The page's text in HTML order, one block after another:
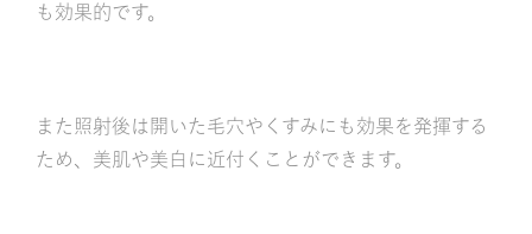
も効果的です。
また照射後は開いた毛穴やくすみにも効果を発揮する
ため、美肌や美白に近付くことができます。